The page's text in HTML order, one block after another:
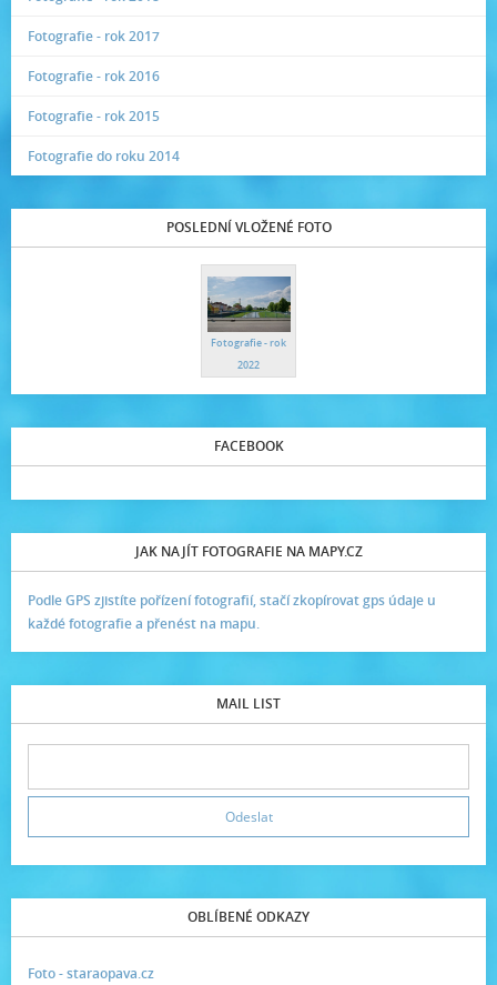
Fotografie - rok 2017
Fotografie - rok 2016
Fotografie - rok 2015
Fotografie do roku 2014
POSLEDNÍ VLOŽENÉ FOTO
Fotografie - rok
2022
FACEBOOK
JAK NAJÍT FOTOGRAFIE NA MAPY.CZ
Podle GPS zjistíte pořízení fotografií, stačí zkopírovat gps údaje u
každé fotografie a přenést na mapu.
MAIL LIST
OBLÍBENÉ ODKAZY
Foto - staraopava.cz